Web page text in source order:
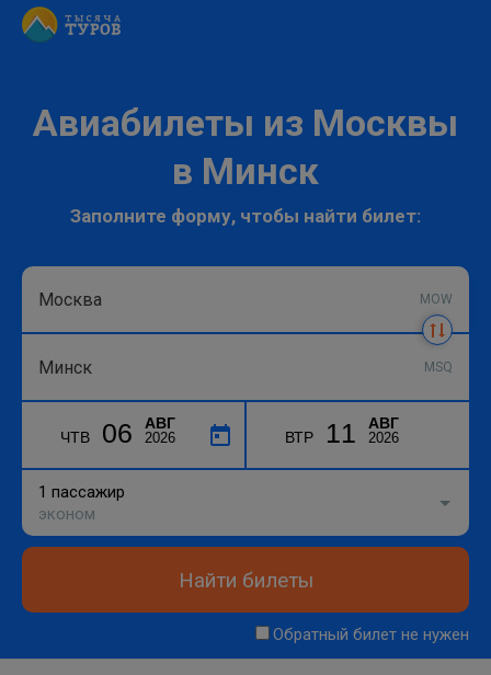
Авиабилеты из Москвы
в Минск
Заполните форму, чтобы найти билет:
MOW
MSQ
ЧТВ 06 АВГ
2026 ВТР 11 АВГ
2026
1 пассажир
эконом
Найти билеты
Обратный билет не нужен